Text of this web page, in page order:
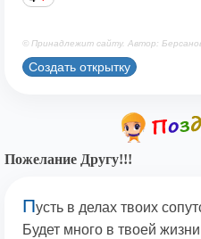
© Принадлежит сайту. Автор:
Создать открытку
Пожелание Другу!!!
Пусть в делах твоих
Будет много в твоей